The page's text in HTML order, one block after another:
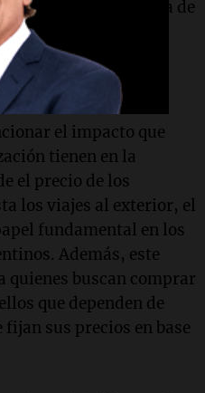
a la compra y venta de
que se están
cada vez más
el impacto que
tienen en la
el precio de los
los viajes al exterior, el
fundamental en los
Además, este
quienes buscan comprar
que dependen de
sus precios en base